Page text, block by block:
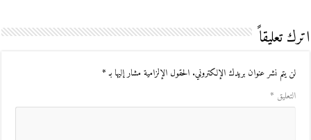
اترك تعليقاً
لن يتم نشر عنوان بريدك الإلكتروني. الحقول الإلزامية مشار إليها بـ*
التعليق *